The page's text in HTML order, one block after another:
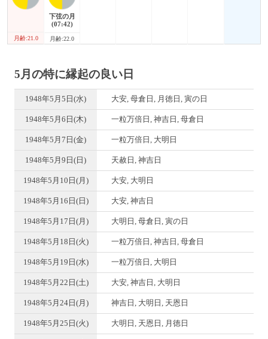
月齢:21.0
下弦の月
(07:42)
月齢:22.0
5月の特に縁起の良い日
1948年5月5日(水) 大安, 母倉日, 月徳日, 寅の日
1948年5月6日(木) 一粒万倍日, 神吉日, 母倉日
1948年5月7日(金) 一粒万倍日, 大明日
1948年5月9日(日) 天赦日, 神吉日
1948年5月10日(月) 大安, 大明日
1948年5月16日(日) 大安, 神吉日
1948年5月17日(月) 大明日, 母倉日, 寅の日
1948年5月18日(火) 一粒万倍日, 神吉日, 母倉日
1948年5月19日(水) 一粒万倍日, 大明日
1948年5月22日(土) 大安, 神吉日, 大明日
1948年5月24日(月) 神吉日, 大明日, 天恩日
1948年5月25日(火) 大明日, 天恩日, 月徳日